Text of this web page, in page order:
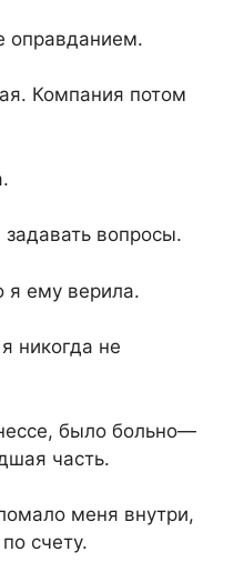
оправданием.
Компания потом
вопросы.
я ему верила.
никогда не
было больно—
часть.
меня внутри,
счету.